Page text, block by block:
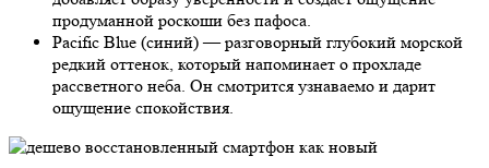
продуманной роскоши без пафоса.
Pacific Blue (синий) — разговорный глубокий морской
редкий оттенок, который напоминает о прохладе
рассветного неба. Он смотрится узнаваемо и дарит
ощущение спокойствия.